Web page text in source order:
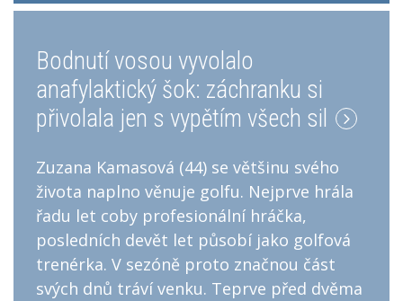
Bodnutí vosou vyvolalo
anafylaktický šok: záchranku si
přivolala jen s vypětím všech sil
Zuzana Kamasová (44) se většinu svého
života naplno věnuje golfu. Nejprve hrála
řadu let coby profesionální hráčka,
posledních devět let působí jako golfová
trenérka. V sezóně proto značnou část
svých dnů tráví venku. Teprve před dvěma